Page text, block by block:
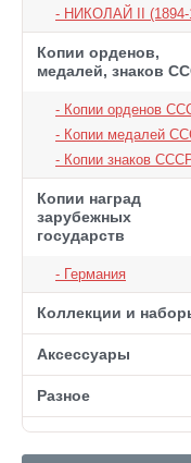
НИКОЛАЙ II (1894-
Копии орденов,
медалей, знаков
Копии орденов
Копии медалей
Копии знаков
Копии наград
зарубежных
государств
Германия
Коллекции и
Аксессуары
Разное